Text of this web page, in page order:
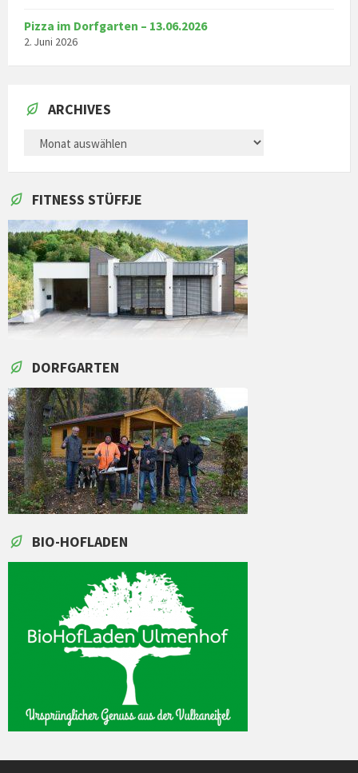
Pizza im Dorfgarten – 13.06.2026
2. Juni 2026
ARCHIVES
ARCHIVES
FITNESS STÜFFJE
DORFGARTEN
BIO-HOFLADEN